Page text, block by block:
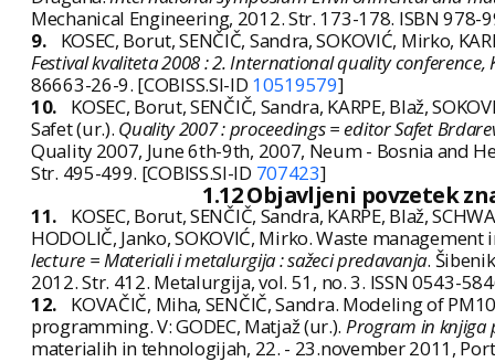
Mechanical Engineering, 2012. Str. 173-178. ISBN 978-
9.
KOSEC, Borut, SENČIČ, Sandra, SOKOVIĆ, Mirko,
Festival kvaliteta 2008 : 2. International quality conference,
86663-26-9. [COBISS.SI-ID 10519579]
10.
KOSEC, Borut, SENČIČ, Sandra, KARPE, Blaž,
Safet (ur.). Quality 2007 : proceedings = editor Safet
Quality 2007, June 6th-9th, 2007, Neum - Bosnia and
Str. 495-499. [COBISS.SI-ID 707423]
1.12 Objavljeni povzetek
11.
KOSEC, Borut, SENČIČ, Sandra, KARPE, Blaž,
HODOLIČ, Janko, SOKOVIĆ, Mirko. Waste
lecture = Materiali i metalurgija : sažeci predavanja.
2012. Str. 412. Metalurgija, vol. 51, no. 3. ISSN 0543-
12.
KOVAČIČ, Miha, SENČIČ, Sandra. Modeling of
programming. V: GODEC, Matjaž (ur.). Program in knjiga
materialih in tehnologijah, 22. - 23.november 2011,